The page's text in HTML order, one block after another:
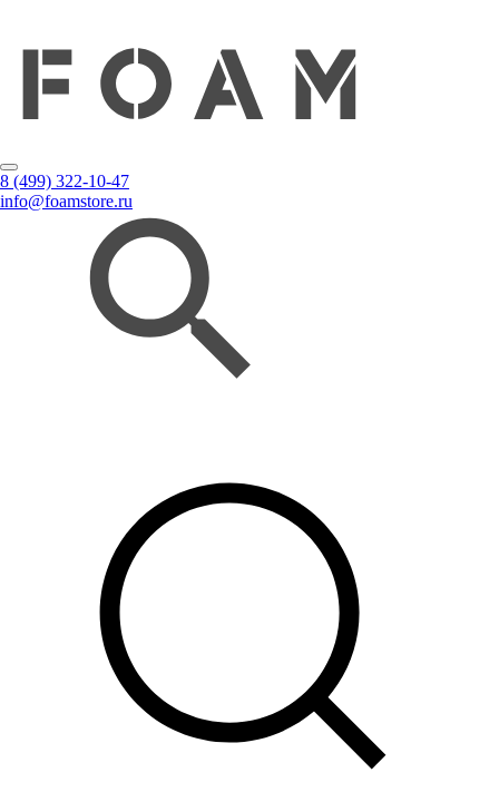
8 (499) 322-10-47
info@foamstore.ru